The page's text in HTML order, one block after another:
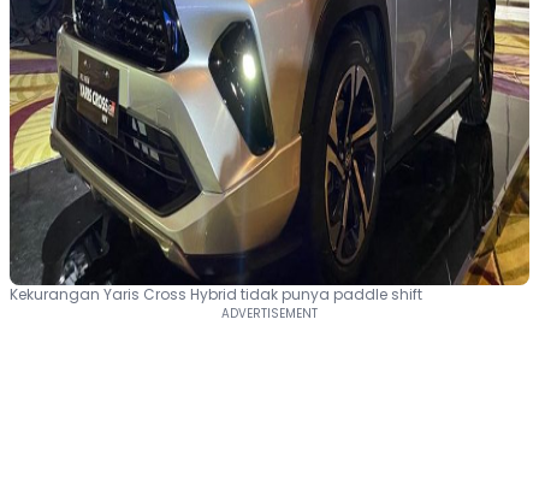
Kekurangan Yaris Cross Hybrid tidak punya paddle shift